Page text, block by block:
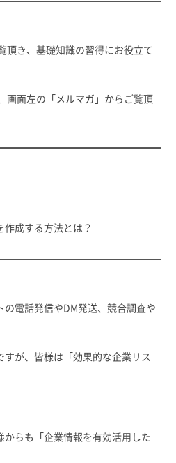
き、基礎知識の習得にお役立て
左の「メルマガ」からご覧頂
作成する方法とは？
電話発信やDM発送、競合調査や
すが、皆様は「効果的な企業リス
らも「企業情報を有効活用した